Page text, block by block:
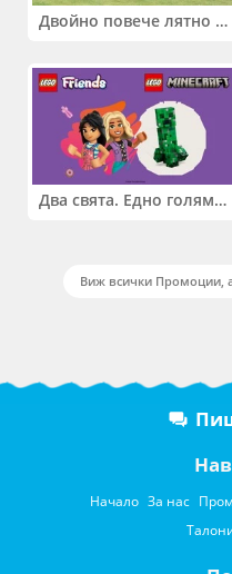
Двойно повече лятно забавление! Купи 2 продукта INTEX и вземи -33%
Два свята. Едно голямо приключение. Купи 2 продукта LEGO® Friends и/или LEGO® Minecraft и вземи -27%
Виж всички Промоции,
Начало За нас